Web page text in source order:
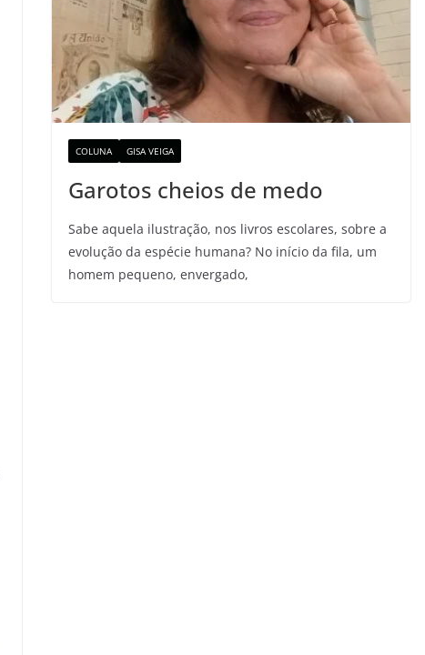
COLUNA GISA VEIGA
Garotos cheios de medo
Sabe aquela ilustração, nos livros escolares, sobre a
evolução da espécie humana? No início da fila, um
homem pequeno, envergado,